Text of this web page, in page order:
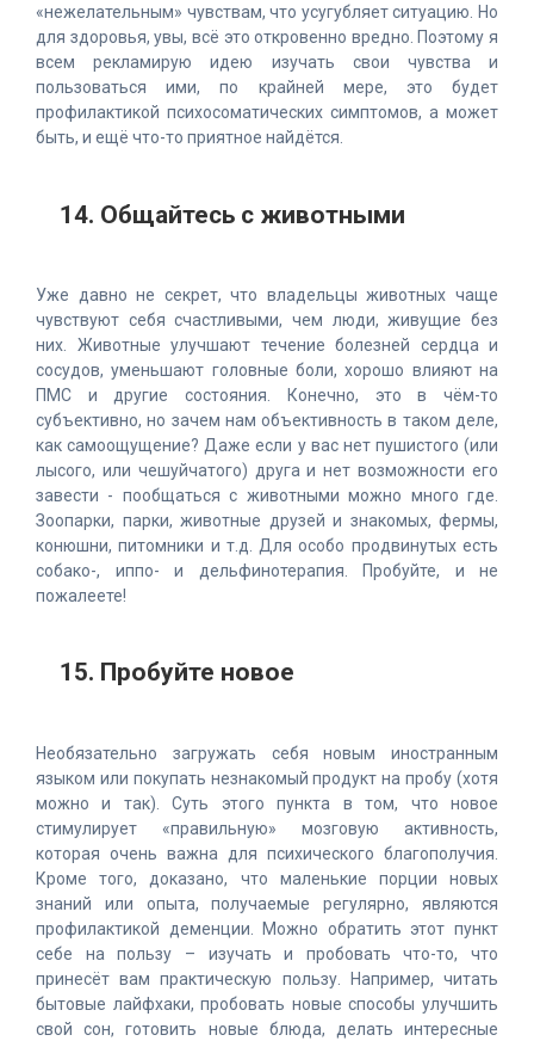
«нежелательным» чувствам, что усугубляет ситуацию. Но
для здоровья, увы, всё это откровенно вредно. Поэтому я
всем рекламирую идею изучать свои чувства и
пользоваться ими, по крайней мере, это будет
профилактикой психосоматических симптомов, а может
быть, и ещё что-то приятное найдётся.
14. Общайтесь с животными
Уже давно не секрет, что владельцы животных чаще
чувствуют себя счастливыми, чем люди, живущие без
них. Животные улучшают течение болезней сердца и
сосудов, уменьшают головные боли, хорошо влияют на
ПМС и другие состояния. Конечно, это в чём-то
субъективно, но зачем нам объективность в таком деле,
как самоощущение? Даже если у вас нет пушистого (или
лысого, или чешуйчатого) друга и нет возможности его
завести - пообщаться с животными можно много где.
Зоопарки, парки, животные друзей и знакомых, фермы,
конюшни, питомники и т.д. Для особо продвинутых есть
собако-, иппо- и дельфинотерапия. Пробуйте, и не
пожалеете!
15. Пробуйте новое
Необязательно загружать себя новым иностранным
языком или покупать незнакомый продукт на пробу (хотя
можно и так). Суть этого пункта в том, что новое
стимулирует «правильную» мозговую активность,
которая очень важна для психического благополучия.
Кроме того, доказано, что маленькие порции новых
знаний или опыта, получаемые регулярно, являются
профилактикой деменции. Можно обратить этот пункт
себе на пользу – изучать и пробовать что-то, что
принесёт вам практическую пользу. Например, читать
бытовые лайфхаки, пробовать новые способы улучшить
свой сон, готовить новые блюда, делать интересные